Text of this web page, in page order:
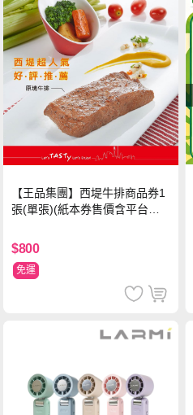
【王品集團】西堤牛排商品券1
張(單張)(紙本券售價含平台物
$800
免運